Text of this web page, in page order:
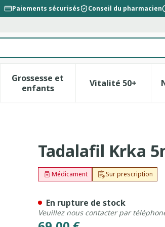
Paiements sécurisés Conseil du pharmacien
catégorie Beauté, soins et hygiène
sous-menu pour la catégorie
Grossesse et
enfants
Afficher le sous-menu pour la
Vitalité 50+
Afficher le
84 X 5mg
Tadalafil Krka
Sur prescription
Médicament
En rupture de stock
Veuillez nous contacter par